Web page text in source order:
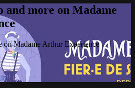
and more on Madame
on Madame Arthur Experience